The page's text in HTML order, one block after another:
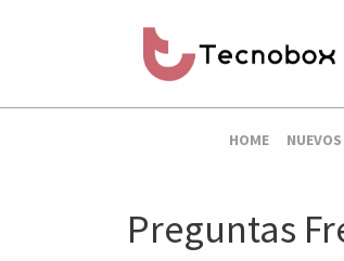
HOME
Preguntas